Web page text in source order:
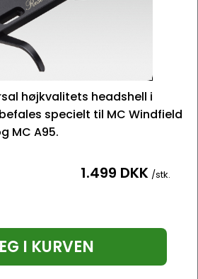
højkvalitets headshell i
specielt til MC Windfield
MC A95.
1.499 DKK /stk.
I KURVEN